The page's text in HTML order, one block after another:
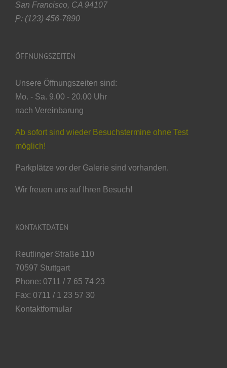
San Francisco, CA 94107
P: (123) 456-7890
ÖFFNUNGSZEITEN
Unsere Öffnungszeiten sind:
Mo. - Sa. 9.00 - 20.00 Uhr
nach Vereinbarung
Ab sofort sind wieder Besuchstermine ohne Test
möglich!
Parkplätze vor der Galerie sind vorhanden.
Wir freuen uns auf Ihren Besuch!
KONTAKTDATEN
Reutlinger Straße 110
70597 Stuttgart
Phone: 0711 / 7 65 74 23
Fax: 0711 / 1 23 57 30
Kontaktformular